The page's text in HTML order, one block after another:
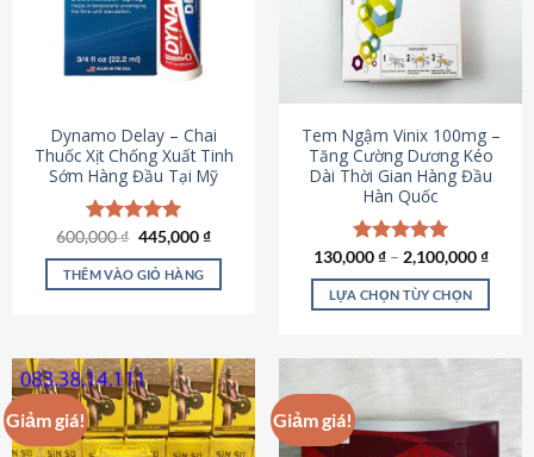
Dynamo Delay – Chai
Thuốc Xịt Chống Xuất Tinh
Sớm Hàng Đầu Tại Mỹ
Được xếp
hạng5.00
5 sao
600,000₫ Giá
là:
600,000 ₫.
445,000₫Giá
tại
THÊM VÀO GIỎ HÀNG
Tem Ngậm Vinix 100mg –
Tăng Cường Dương Kéo
Dài Thời Gian Hàng Đầu
Hàn Quốc
Được xếp
hạng5.00
5 sao
130,000₫– 2,100,000₫
LỰA CHỌN TÙY CHỌN
nhiều
biến
Giảm giá! Giảm giá!